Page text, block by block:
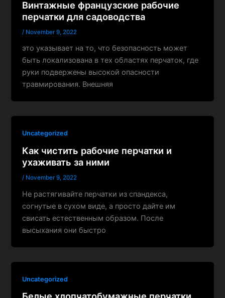
Винтажные французские рабочие
перчатки для садоводства
/ November 9, 2022
это указывает на то, что безопасность может
быть локализована в тех областях перчаток, где
руки подвержены высокой опасности
травмирования. Внешняя
Uncategorized
Как чистить рабочие перчатки и
ухаживать за ними
/ November 9, 2022
Не растягивайте перчатки из спандекса,
согнутые в сухом виде, а просто дайте им
свисать естественным образом. После
высыхания они быстро
Uncategorized